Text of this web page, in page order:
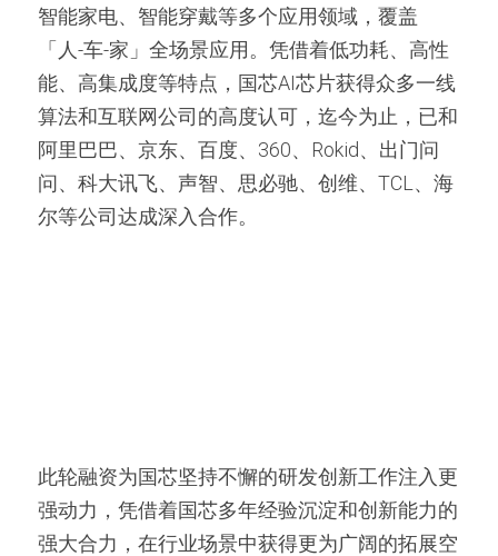
智能家电、智能穿戴等多个应用领域，覆盖
「人-车-家」全场景应用。凭借着低功耗、高性
能、高集成度等特点，国芯AI芯片获得众多一线
算法和互联网公司的高度认可，迄今为止，已和
阿里巴巴、京东、百度、360、Rokid、出门问
问、科大讯飞、声智、思必驰、创维、TCL、海
尔等公司达成深入合作。
此轮融资为国芯坚持不懈的研发创新工作注入更
强动力，凭借着国芯多年经验沉淀和创新能力的
强大合力，在行业场景中获得更为广阔的拓展空